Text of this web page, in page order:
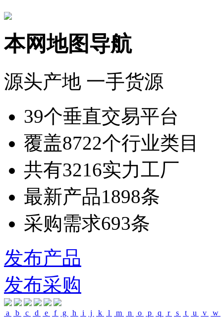
本网地图导航
源头产地 一手货源
39个垂直交易平台
覆盖8722个行业类目
共有3216实力工厂
最新产品1898条
采购需求693条
发布产品
发布采购
a b c d e f g h i j k l m n o p q r s t u v w